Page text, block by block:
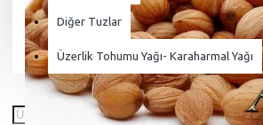
Diğer Tuzlar
Üzerlik Tohumu Yağı- Karaharmal Yağı